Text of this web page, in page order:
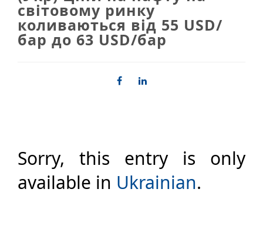
світовому ринку
коливаються від 55 USD/
бар до 63 USD/бар
Sorry, this entry is only
available in Ukrainian.